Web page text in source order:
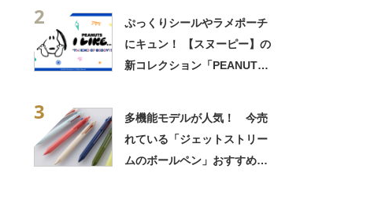
2
ぷっくりシールやラメポーチ
にキュン！ 【スヌーピー】の
新コレクション「PEANUTS I
3
多機能モデルが人気！ 今売
れている「ジェットストリー
ムのボールペン」おすすめ＆